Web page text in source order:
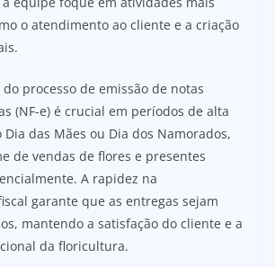
o atendimento ao cliente e a criação
do processo de emissão de notas
(NF-e) é crucial em períodos de alta
das Mães ou Dia dos Namorados,
de vendas de flores e presentes
A rapidez na
garante que as entregas sejam
mantendo a satisfação do cliente e a
da floricultura.